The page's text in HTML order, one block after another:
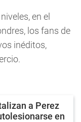
en el
los fans de
inéditos,
a Perez
en